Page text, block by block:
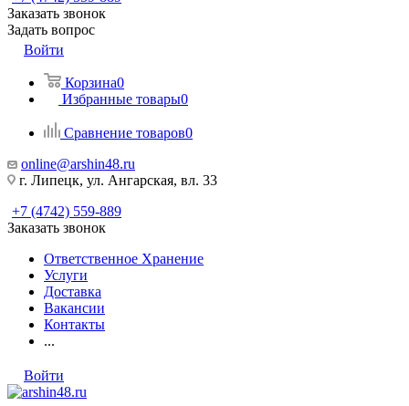
Заказать звонок
Задать вопрос
Войти
Корзина0
Избранные товары0
Сравнение товаров0
online@arshin48.ru
г. Липецк, ул. Ангарская, вл. 33
+7 (4742) 559-889
Заказать звонок
Ответственное Хранение
Услуги
Доставка
Вакансии
Контакты
...
Войти